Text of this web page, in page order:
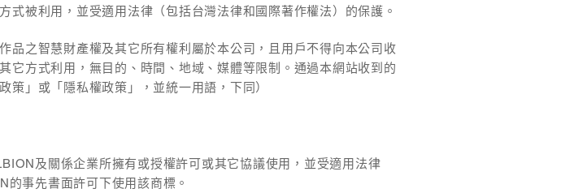
被利用，並受適用法律（包括台灣法律和國際著作權法）的保護。
品之智慧財產權及其它所有權利屬於本公司，且用戶不得向本公司收
它方式利用，無目的、時間、地域、媒體等限制。通過本網站收到的
策」或「隱私權政策」，並統一用語，下同）
及關係企業所擁有或授權許可或其它協議使用，並受適用法律
的事先書面許可下使用該商標。